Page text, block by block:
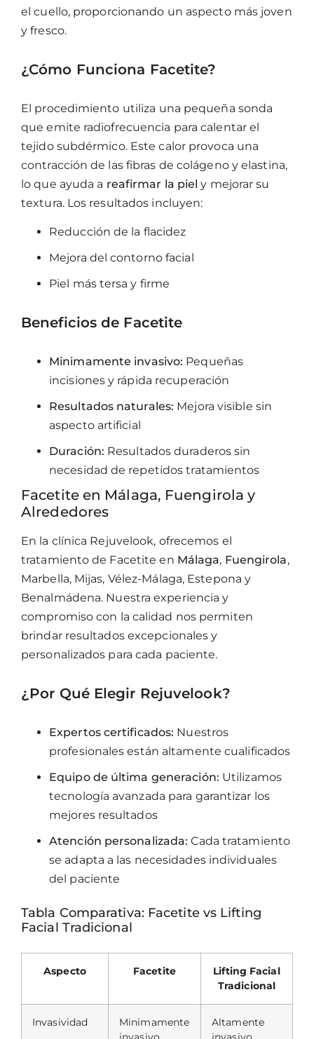
el cuello, proporcionando un aspecto más joven
y fresco.
¿Cómo Funciona Facetite?
El procedimiento utiliza una pequeña sonda
que emite radiofrecuencia para calentar el
tejido subdérmico. Este calor provoca una
contracción de las fibras de colágeno y elastina,
lo que ayuda a reafirmar la piel y mejorar su
textura. Los resultados incluyen:
Reducción de la flacidez
Mejora del contorno facial
Piel más tersa y firme
Beneficios de Facetite
Minimamente invasivo: Pequeñas
incisiones y rápida recuperación
Resultados naturales: Mejora visible sin
aspecto artificial
Duración: Resultados duraderos sin
necesidad de repetidos tratamientos
Facetite en Málaga, Fuengirola y
Alrededores
En la clínica Rejuvelook, ofrecemos el
tratamiento de Facetite en Málaga, Fuengirola,
Marbella, Mijas, Vélez-Málaga, Estepona y
Benalmádena. Nuestra experiencia y
compromiso con la calidad nos permiten
brindar resultados excepcionales y
personalizados para cada paciente.
¿Por Qué Elegir Rejuvelook?
Expertos certificados: Nuestros
profesionales están altamente cualificados
Equipo de última generación: Utilizamos
tecnología avanzada para garantizar los
mejores resultados
Atención personalizada: Cada tratamiento
se adapta a las necesidades individuales
del paciente
Tabla Comparativa: Facetite vs Lifting
Facial Tradicional
Aspecto Facetite
Lifting Facial
Tradicional
Invasividad
Minimamente
Altamente